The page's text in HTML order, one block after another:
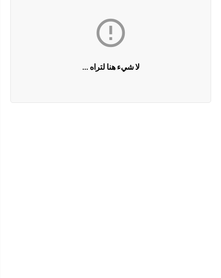

لا شيء هنا لتراه ...